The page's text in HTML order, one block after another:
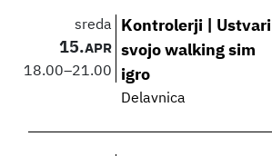
sreda
15.APR
18.00–21.00
Kontrolerji | Ustvari
svojo walking sim
igro
Delavnica